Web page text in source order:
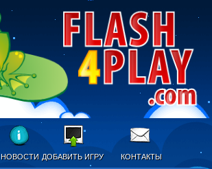
НОВОСТИ ДОБАВИТЬ ИГРУ КОНТАКТЫ